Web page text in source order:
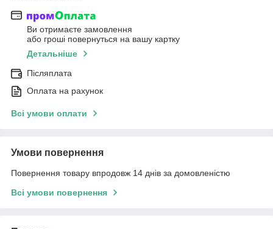
Ви отримаєте замовлення
або гроші повернуться на вашу картку
Детальніше
Післяплата
Оплата на рахунок
Всі умови оплати
Умови повернення
Повернення товару впродовж 14 днів за домовленістю
Всі умови повернення